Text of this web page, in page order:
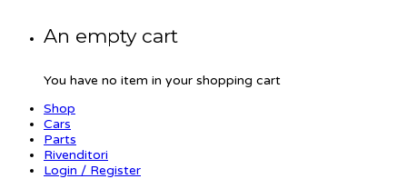
An empty cart
You have no item in your shopping cart
Shop
Cars
Parts
Rivenditori
Login / Register